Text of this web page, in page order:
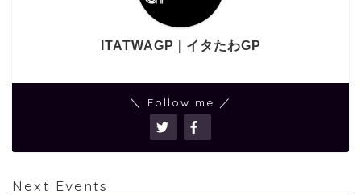
ITATWAGP | イタたわGP
＼ Follow me ／
Next Events